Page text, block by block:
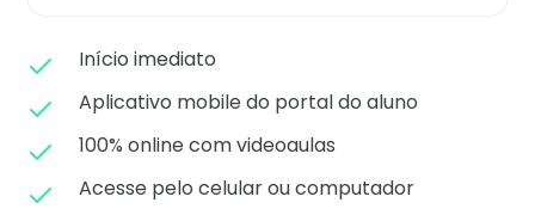
Início imediato
Aplicativo mobile do portal do aluno
100% online com videoaulas
Acesse pelo celular ou computador